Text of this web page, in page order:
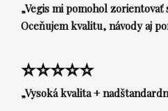
„Vegis mi pomohol zorientovať
Oceňujem kvalitu, návody aj
⭐⭐⭐⭐⭐
„Vysoká kvalita +